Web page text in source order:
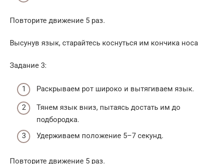
Повторите движение 5 раз.
Высунув язык, старайтесь коснуться им кончика носа
Задание 3:
Раскрываем рот широко и вытягиваем язык.
Тянем язык вниз, пытаясь достать им до
подбородка.
Удерживаем положение 5–7 секунд.
Повторите движение 5 раз.